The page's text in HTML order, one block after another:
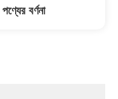
পণ্যের বর্ণনা